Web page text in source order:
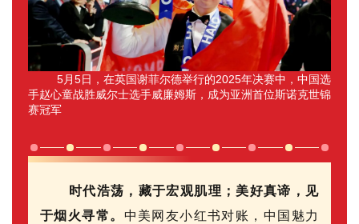
5月5日， 在英国谢菲尔德举行的2025年决赛中，中国选
手赵心童战胜威尔士选手威廉姆斯，成为亚洲首位斯诺克世锦
赛冠军
时代浩荡，藏于宏观肌理；美好真谛，见
于烟火寻常。 中美网友小红书对账，中国魅力